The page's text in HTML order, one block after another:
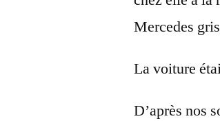
Mercedes
La voiture
D’après nos